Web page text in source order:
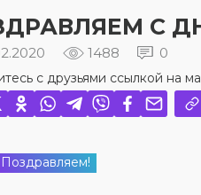
С
1488 0
с друзьями ссылкой на
Поздравляем!